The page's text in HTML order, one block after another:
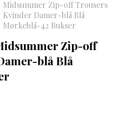
Midsummer Zip-off Trousers
Kvinder Damer-blå Blå
Mørkeblå-42 Bukser
Zip-off
blå Blå